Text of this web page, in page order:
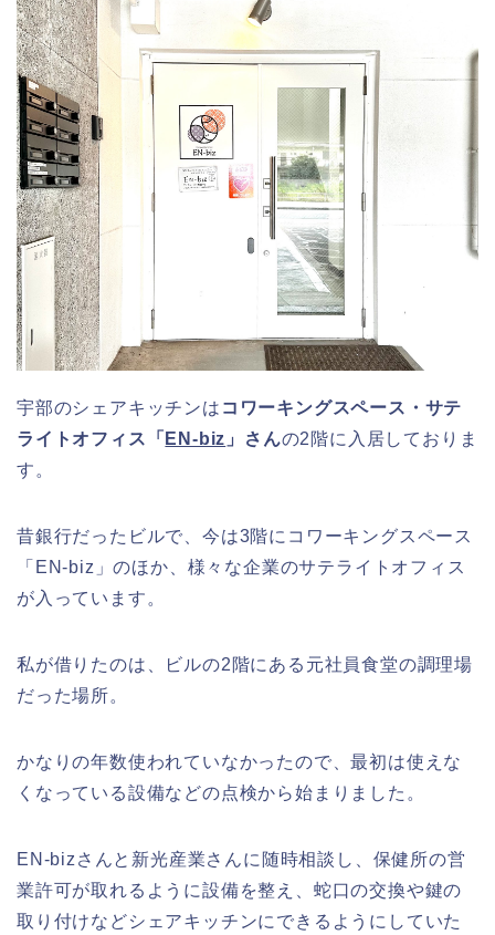
宇部のシェアキッチンは コワーキングスペース・サテ
ライトオフィス「 EN-biz 」さんの2階に入居しておりま
す。
昔銀行だったビルで、今は3階にコワーキングスペース
「EN-biz」のほか、様々な企業のサテライトオフィス
が入っています。
私が借りたのは、ビルの2階にある元社員食堂の調理場
だった場所。
かなりの年数使われていなかったので、最初は使えな
くなっている設備などの点検から始まりました。
EN-bizさんと新光産業さんに随時相談し、保健所の営
業許可が取れるように設備を整え、蛇口の交換や鍵の
取り付けなどシェアキッチンにできるようにしていた